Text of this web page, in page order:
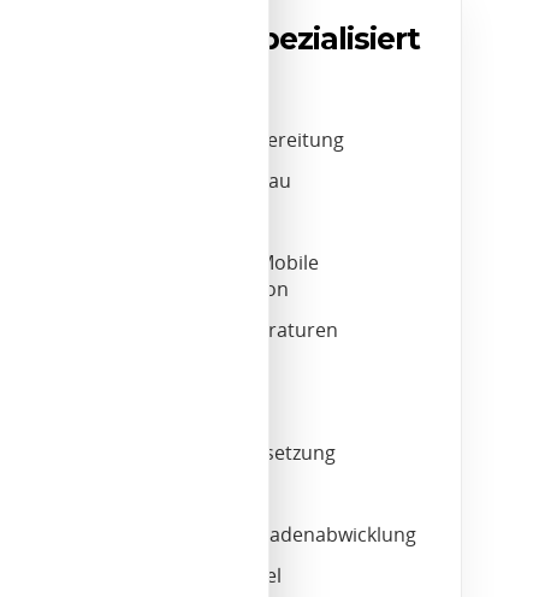
Wir sind spezialisiert
Fahrzeugaufbereitung
Autogas-Umbau
Navigation / Mobile
Kommunikation
Scheibenreparaturen
Unfallinstandsetzung
Unfallsachschadenabwicklung
Zubehörhandel